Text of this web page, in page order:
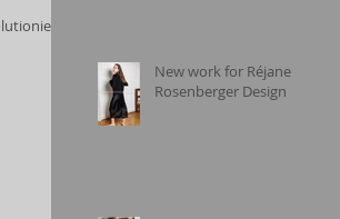
New work for Réjane
Rosenberger Design